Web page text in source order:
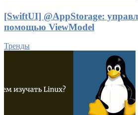
[SwiftUI] @AppStorage:
помощью ViewModel
Тренды